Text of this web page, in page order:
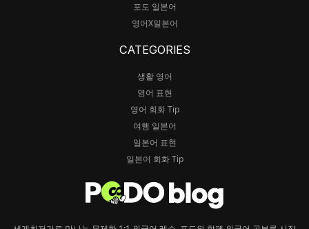
포도 일본어
영어X일본어
CATEGORIES
생활 영어
영어 표현
영어 회화 Tip
여행 일본어
일본어 표현
일본어 회화 Tip